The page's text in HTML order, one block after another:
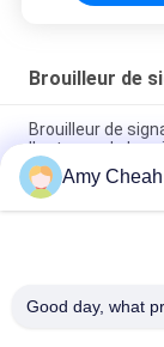
Brouilleur de
Brouilleur de
l'antenne de la
dresseur du
GPS, brouilleur
Brouilleur de
Amy Cheah
Good day, what